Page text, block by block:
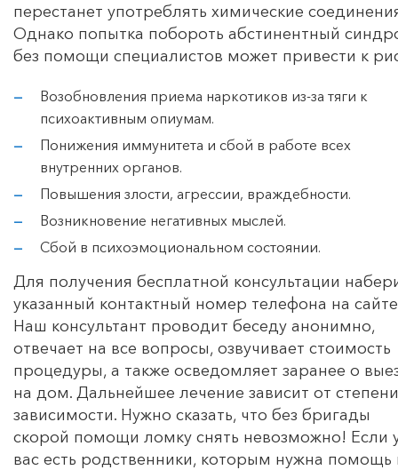
перестанет употреблять химические
Однако попытка побороть абстинентный
без помощи специалистов может привести к
Возобновления приема наркотиков из-за тяги к
психоактивным опиумам.
Понижения иммунитета и сбой в работе всех
внутренних органов.
Повышения злости, агрессии, враждебности.
Возникновение негативных мыслей.
Сбой в психоэмоциональном состоянии.
Для получения бесплатной консультации
указанный контактный номер телефона на
Наш консультант проводит беседу анонимно,
отвечает на все вопросы, озвучивает стоимость
процедуры, а также осведомляет заранее о
на дом. Дальнейшее лечение зависит от степени
зависимости. Нужно сказать, что без бригады
скорой помощи ломку снять невозможно! Если
вас есть родственники, которым нужна помощь